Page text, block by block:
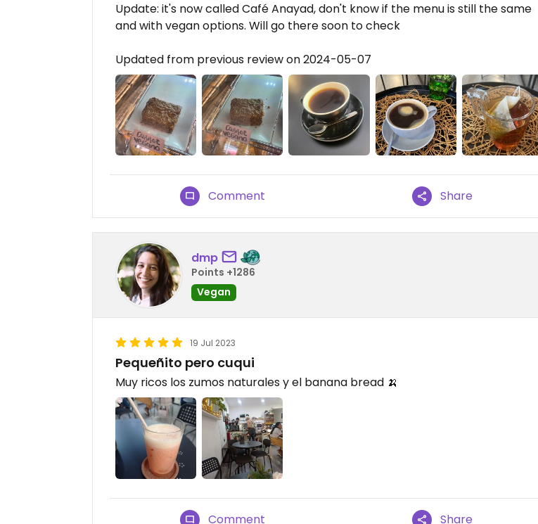
Update: it's now called Café Anayad, don't know if the menu is still the same
and with vegan options. Will go there soon to check
Updated from previous review on 2024-05-07
Comment Share
dmp
Points +1286
Vegan
19 Jul 2023
Pequeñito pero cuqui
Muy ricos los zumos naturales y el banana bread 🍌
Comment Share